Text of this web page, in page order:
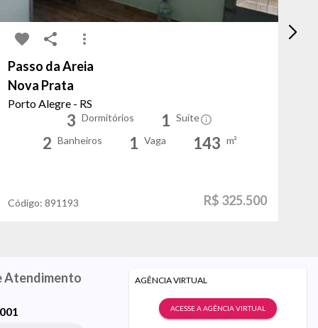
Passo da Areia
Nova Prata
Porto Alegre - RS
3 Dormitórios 1 Suíte
2 Banheiros 1 Vaga 143 m²
Código: 891193 R$ 325.500
Atendimento AGÊNCIA VIRTUAL
ACESSE A AGÊNCIA VIRTUAL